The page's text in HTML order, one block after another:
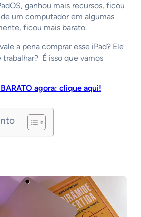
ganhou mais recursos, ficou
um computador em algumas
ficou mais barato.
a pena comprar esse iPad? Ele
trabalhar? É isso que vamos
agora: clique aqui!